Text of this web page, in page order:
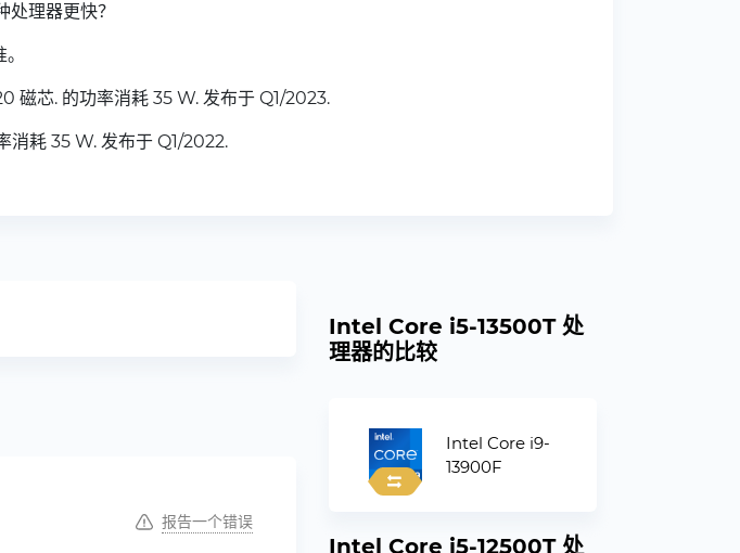
理器更快？
磁芯. 的功率消耗 35 W. 发布于 Q1/2023.
耗 35 W. 发布于 Q1/2022.
报告一个错误
Intel Core i5-13500T 处
理器的比较
Intel Core i9-
13900F
Intel Core i5-12500T 处